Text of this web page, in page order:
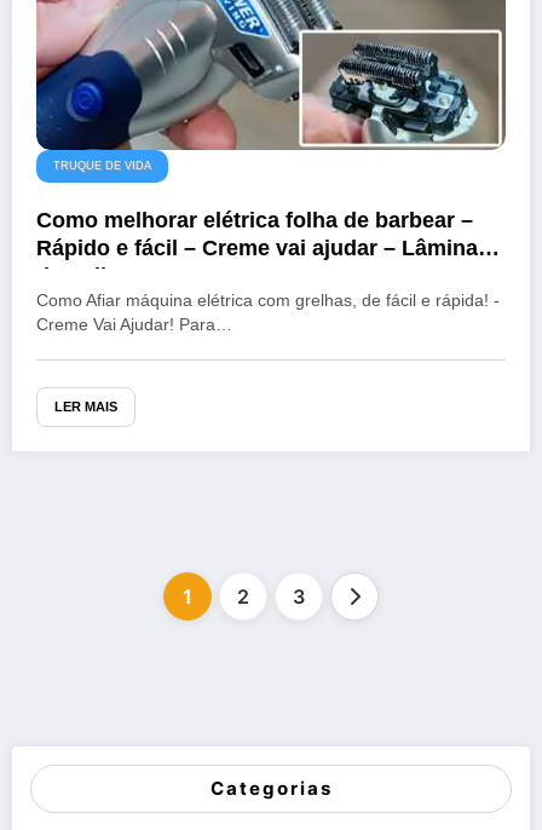
TRUQUE DE VIDA
Como melhorar elétrica folha de barbear –
Rápido e fácil – Creme vai ajudar – Lâmina
de polimento
Como Afiar máquina elétrica com grelhas, de fácil e rápida! -
Creme Vai Ajudar! Para…
LER MAIS
dos
conteúdos
1 2 3
Categorias